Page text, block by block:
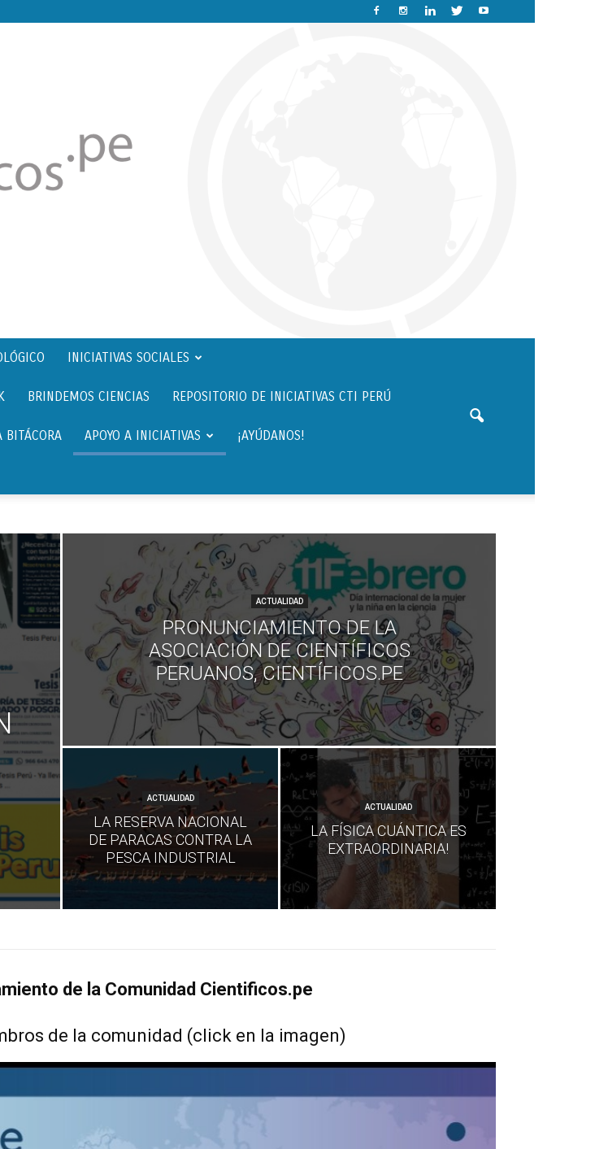
Científicos.pe,
Cientificos
Peruanos
INICIATIVAS SOCIALES
BRINDEMOS CIENCIAS REPOSITORIO DE INICIATIVAS CTI PERÚ
BITÁCORA APOYO A INICIATIVAS ¡AYÚDANOS!
ACTUALIDAD
PRONUNCIAMIENTO DE LA
ASOCIACIÓN DE CIENTÍFICOS
PERUANOS, CIENTÍFICOS.PE
ACTUALIDAD
LA RESERVA NACIONAL
DE PARACAS CONTRA LA
PESCA INDUSTRIAL
ACTUALIDAD
LA FÍSICA CUÁNTICA ES
EXTRAORDINARIA!
de la Comunidad Cientificos.pe
de la comunidad (click en la imagen)